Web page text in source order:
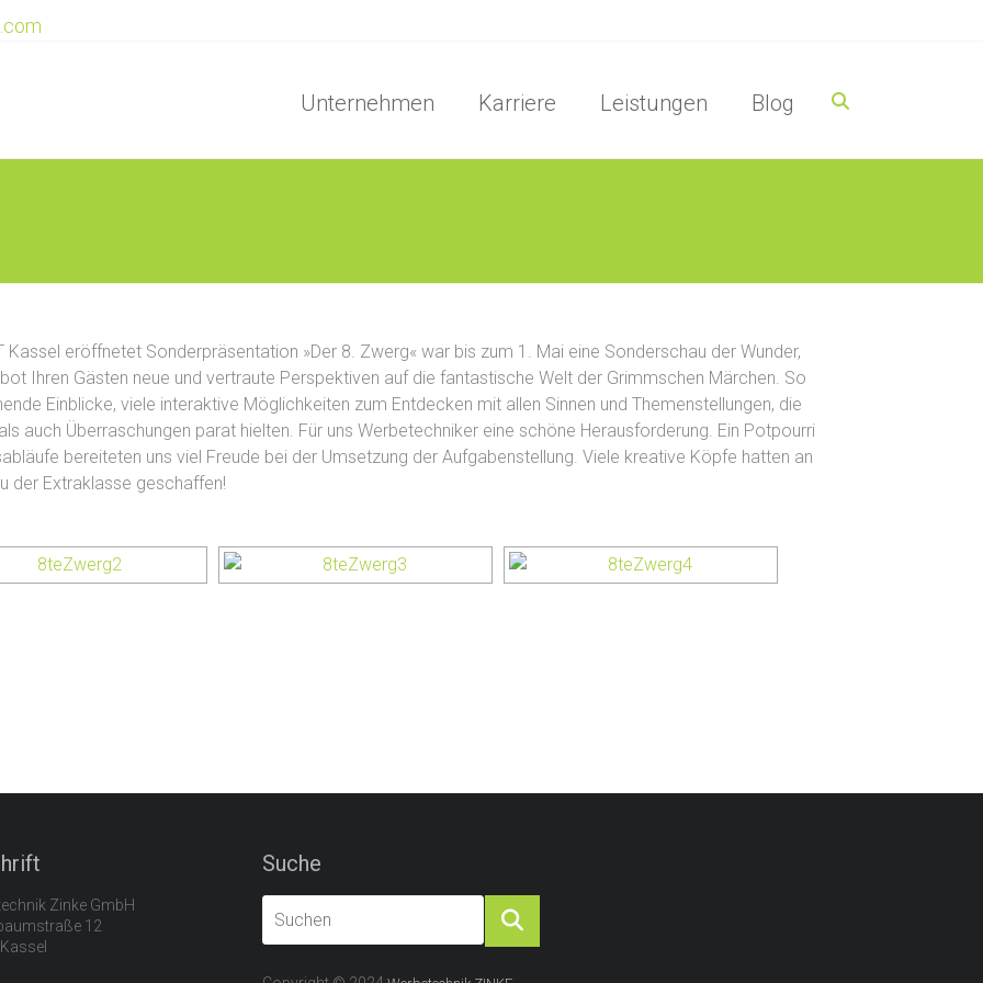
Unternehmen Karriere Leistungen Blog
Kassel eröffnetet Sonderpräsentation »Der 8. Zwerg« war bis zum 1. Mai eine Sonderschau der Wunder,
Ihren Gästen neue und vertraute Perspektiven auf die fantastische Welt der Grimmschen Märchen. So
Einblicke, viele interaktive Möglichkeiten zum Entdecken mit allen Sinnen und Themenstellungen, die
auch Überraschungen parat hielten. Für uns Werbetechniker eine schöne Herausforderung. Ein Potpourri
bereiteten uns viel Freude bei der Umsetzung der Aufgabenstellung. Viele kreative Köpfe hatten an
der Extraklasse geschaffen!
Zinke GmbH
12
Suche